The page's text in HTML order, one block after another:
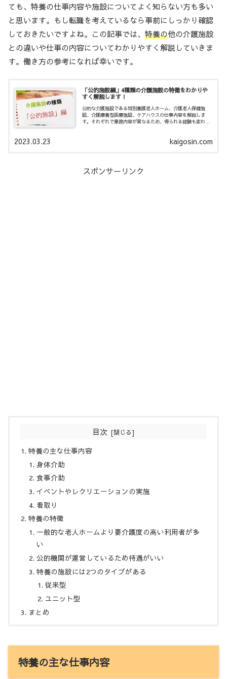
ても、特養の仕事内容や施設についてよく知らない方も多い
と思います。もし転職を考えているなら事前にしっかり確認
しておきたいですよね。この記事では、 特養の他の介護施設
との違いや仕事の内容についてわかりやすく解説していきま
す。働き方の参考になれば幸いです。
「公的施設編」4種類の介護施設の特徴をわかりや
すく解説します！
公的な介護施設である特別養護老人ホーム、介護老人保健施
設、介護療養型医療施設、ケアハウスの仕事内容を解説しま
す。それぞれで業務内容が異なるため、得られる経験も変わっ
kaigosin.com
2023.03.23
スポンサーリンク
目次
特養の主な仕事内容
身体介助
食事介助
イベントやレクリエーションの実施
看取り
特養の特徴
一般的な老人ホームより要介護度の高い利用者が多
い
公的機関が運営しているため待遇がいい
特養の施設には2つのタイプがある
従来型
ユニット型
まとめ
特養の主な仕事内容